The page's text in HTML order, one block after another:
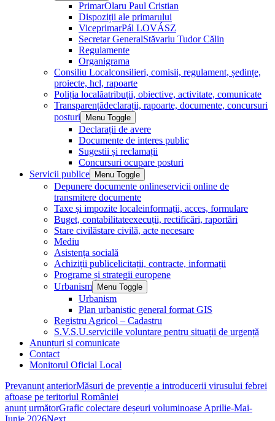
PrimarOlaru Paul Cristian
Dispoziții ale primarului
ViceprimarPál LOVÁSZ
Secretar GeneralStăvariu Tudor Călin
Regulamente
Organigrama
Consiliu Localconsilieri, comisii, regulament, ședințe,
proiecte, hcl, rapoarte
Poliția localăatribuții, obiective, activitate, comunicate
Transparențădeclarații, rapoarte, documente, concursuri
posturi
Menu Toggle
Declarații de avere
Documente de interes public
Sugestii și reclamații
Concursuri ocupare posturi
Servicii publice
Menu Toggle
Depunere documente onlineservicii online de
transmitere documente
Taxe și impozite localeinformații, acces, formulare
Buget, contabilitateexecuții, rectificări, raportări
Stare civilăstare civilă, acte necesare
Mediu
Asistența socială
Achiziții publicelicitații, contracte, informații
Programe și strategii europene
Urbanism
Menu Toggle
Urbanism
Plan urbanistic general format GIS
Registru Agricol – Cadastru
S.V.S.U.serviciile voluntare pentru situații de urgență
Anunțuri și comunicate
Contact
Monitorul Oficial Local
Prevanunț anteriorMăsuri de prevenție a introducerii virusului febrei
aftoase pe teritoriul României
anunț următorGrafic colectare deșeuri voluminoase Aprilie-Mai-
Iunie 2026Next